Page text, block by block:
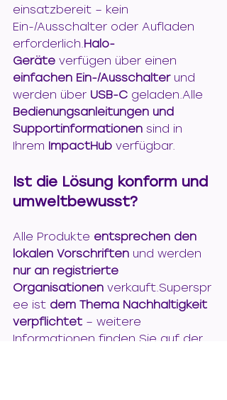
einsatzbereit – kein
Ein-/Ausschalter oder Aufladen
erforderlich. Halo-
Geräte verfügen über einen
einfachen Ein-/Ausschalter und
werden über USB-C geladen.Alle
Bedienungsanleitungen und
Supportinformationen sind in
Ihrem ImpactHub verfügbar.
Ist die Lösung konform und
umweltbewusst?
Alle Produkte entsprechen den
lokalen Vorschriften und werden
nur an registrierte
Organisationen verkauft.Superspr
ee ist dem Thema Nachhaltigkeit
verpflichtet – weitere
Informationen finden Sie auf der